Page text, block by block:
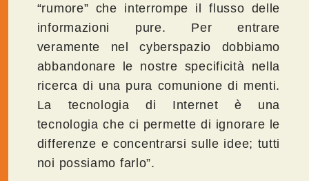
“rumore” che interrompe il flusso delle
informazioni pure. Per entrare
veramente nel cyberspazio dobbiamo
abbandonare le nostre specificità nella
ricerca di una pura comunione di menti.
La tecnologia di Internet è una
tecnologia che ci permette di ignorare le
differenze e concentrarsi sulle idee; tutti
noi possiamo farlo”.